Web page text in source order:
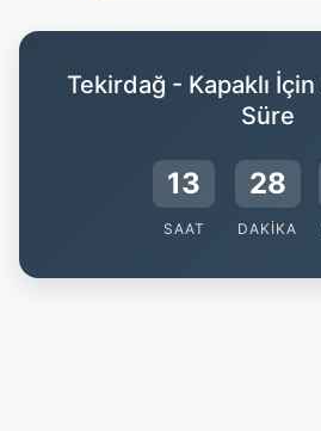
Tekirdağ - Kapaklı
Süre
13
SAAT
28
DAKIKA